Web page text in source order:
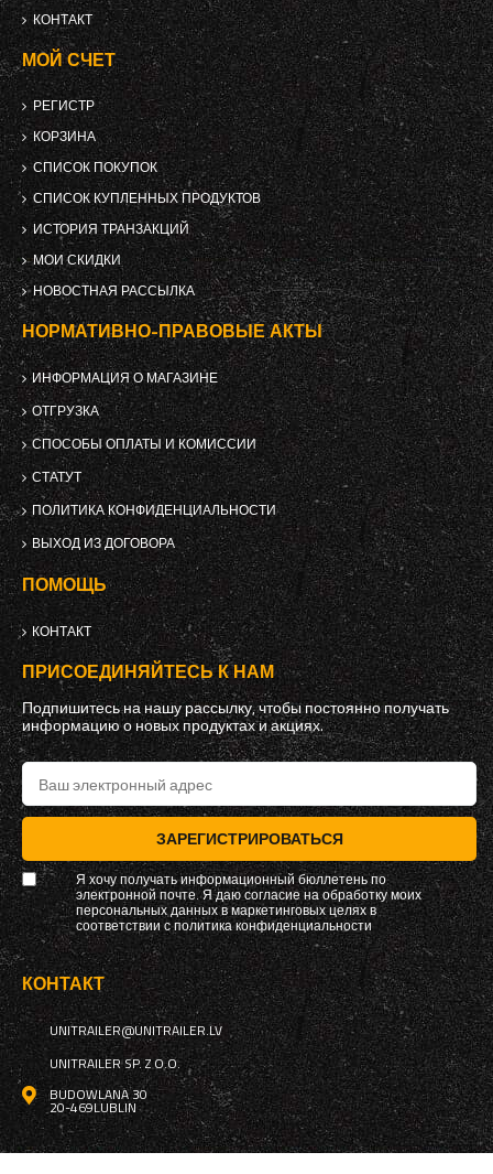
КОНТАКТ
МОЙ СЧЕТ
РЕГИСТР
КОРЗИНА
СПИСОК ПОКУПОК
СПИСОК КУПЛЕННЫХ ПРОДУКТОВ
ИСТОРИЯ ТРАНЗАКЦИЙ
МОИ СКИДКИ
НОВОСТНАЯ РАССЫЛКА
НОРМАТИВНО-ПРАВОВЫЕ АКТЫ
ИНФОРМАЦИЯ О МАГАЗИНЕ
ОТГРУЗКА
СПОСОБЫ ОПЛАТЫ И КОМИССИИ
СТАТУТ
ПОЛИТИКА КОНФИДЕНЦИАЛЬНОСТИ
ВЫХОД ИЗ ДОГОВОРА
ПОМОЩЬ
КОНТАКТ
ПРИСОЕДИНЯЙТЕСЬ К НАМ
Подпишитесь на нашу рассылку, чтобы постоянно получать
информацию о новых продуктах и ​​акциях.
ЗАРЕГИСТРИРОВАТЬСЯ
Я хочу получать информационный бюллетень по
электронной почте. Я даю согласие на обработку моих
персональных данных в маркетинговых целях в
соответствии сполитика конфиденциальности
КОНТАКТ
UNITRAILER@UNITRAILER.LV
UNITRAILER SP. Z O.O.
BUDOWLANA 30
20-469LUBLIN